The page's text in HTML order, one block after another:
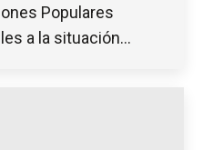
Populares
a la situación…